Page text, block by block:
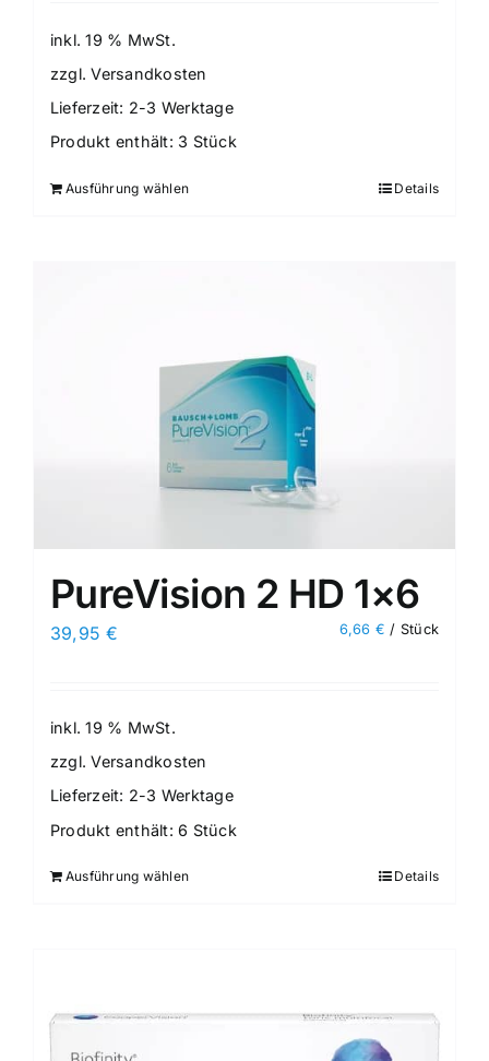
inkl. 19 % MwSt.
zzgl.Versandkosten
Lieferzeit: 2-3 Werktage
Produkt enthält: 3 Stück
Ausführung wählen Details
PureVision 2 HD 1×6
39,95€ 6,66 € / Stück
inkl. 19 % MwSt.
zzgl.Versandkosten
Lieferzeit: 2-3 Werktage
Produkt enthält: 6 Stück
Ausführung wählen Details